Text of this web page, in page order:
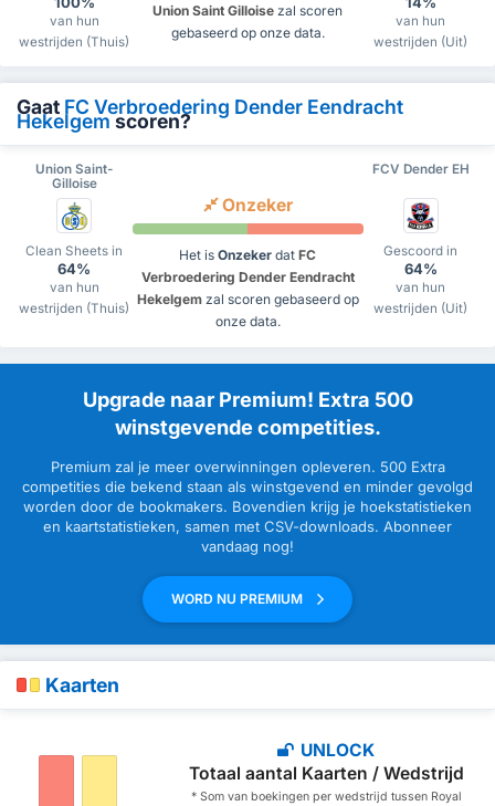
van hun
westrijden (Thuis)
Union Saint Gilloise zal scoren
gebaseerd op onze data.
van hun
westrijden (Uit)
Gaat FC Verbroedering Dender Eendracht
Hekelgemscoren?
Union Saint-
Gilloise
FCV Dender EH
Clean Sheets in
64%
van hun
westrijden (Thuis)
Onzeker
Het is Onzeker dat FC
Verbroedering Dender Eendracht
Hekelgemzal scoren gebaseerd op
onze data.
Gescoord in
64%
van hun
westrijden (Uit)
Upgrade naar Premium! Extra 500
winstgevende competities.
Premium zal je meer overwinningen opleveren. 500 Extra
competities die bekend staan als winstgevend en minder gevolgd
worden door de bookmakers. Bovendien krijg je hoekstatistieken
en kaartstatistieken, samen met CSV-downloads. Abonneer
vandaag nog!
WORD NU PREMIUM
Kaarten
UNLOCK
Totaal aantal Kaarten / Wedstrijd
* Som van boekingen per wedstrijd tussen Royal